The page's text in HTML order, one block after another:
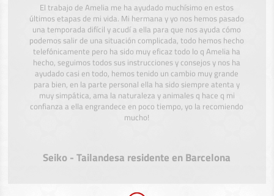
El trabajo de Amelia me ha ayudado muchísimo en estos
últimos etapas de mi vida. Mi hermana y yo nos hemos pasado
una temporada difícil y acudí a ella para que nos ayuda cómo
podemos salir de una situación complicada, todo hemos hecho
telefónicamente pero ha sido muy eficaz todo lo q Amelia ha
hecho, seguimos todos sus instrucciones y consejos y nos ha
ayudado casi en todo, hemos tenido un cambio muy grande
para bien, en la parte personal ella ha sido siempre atenta y
muy simpática, ama la naturaleza y animales q hace q mi
confianza a ella engrandece en poco tiempo, yo la recomiendo
mucho!
Seiko - Tailandesa residente en Barcelona